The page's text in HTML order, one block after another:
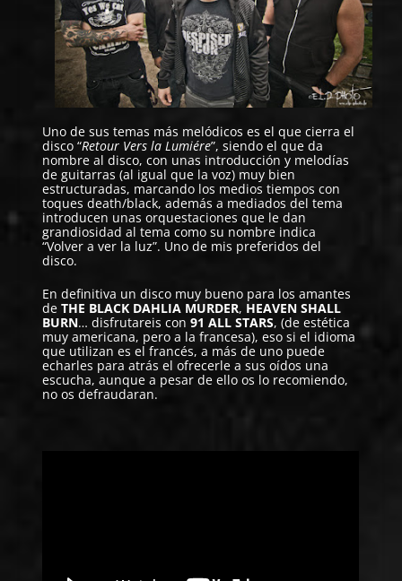
Uno de sus temas más melódicos es el que cierra el
disco “Retour Vers la Lumiére”, siendo el que da
nombre al disco, con unas introducción y melodías
de guitarras (al igual que la voz) muy bien
estructuradas, marcando los medios tiempos con
toques death/black, además a mediados del tema
introducen unas orquestaciones que le dan
grandiosidad al tema como su nombre indica
“Volver a ver la luz”. Uno de mis preferidos del
disco.
En definitiva un disco muy bueno para los amantes
deTHE BLACK DAHLIA MURDER, HEAVEN SHALL
BURN… disfrutareis con91 ALL STARS, (de estética
muy americana, pero a la francesa), eso si el idioma
que utilizan es el francés, a más de uno puede
echarles para atrás el ofrecerle a sus oídos una
escucha, aunque a pesar de ello os lo recomiendo,
no os defraudaran.